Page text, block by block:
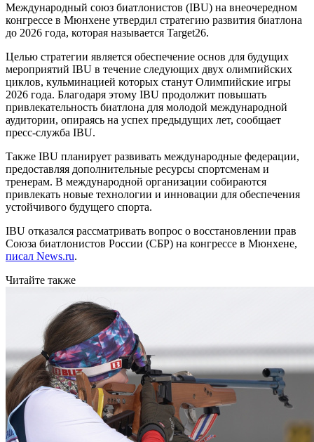
Международный союз биатлонистов (IBU) на внеочередном
конгрессе в Мюнхене утвердил стратегию развития биатлона
до 2026 года, которая называется Target26.
Целью стратегии является обеспечение основ для будущих
мероприятий IBU в течение следующих двух олимпийских
циклов, кульминацией которых станут Олимпийские игры
2026 года. Благодаря этому IBU продолжит повышать
привлекательность биатлона для молодой международной
аудитории, опираясь на успех предыдущих лет, сообщает
пресс-служба IBU.
Также IBU планирует развивать международные федерации,
предоставляя дополнительные ресурсы спортсменам и
тренерам. В международной организации собираются
привлекать новые технологии и инновации для обеспечения
устойчивого будущего спорта.
IBU отказался рассматривать вопрос о восстановлении прав
Союза биатлонистов России (СБР) на конгрессе в Мюнхене,
писал News.ru.
Читайте также